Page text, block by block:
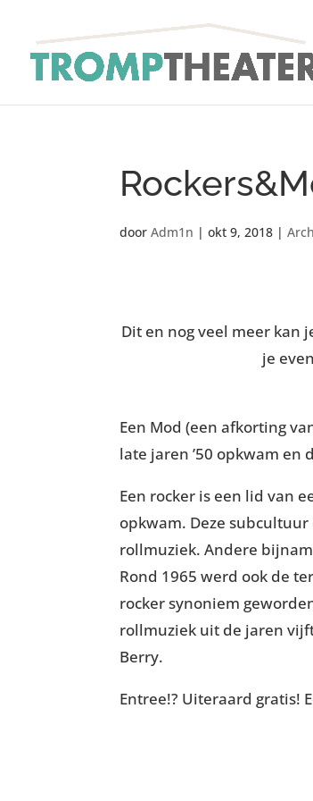
doorAdm1n |okt 9, 2018 |
Dit en nog veel meer kan
je
Een Mod (een afkorting
late jaren ’50 opkwam en
Een rocker is een lid van
opkwam. Deze
rollmuziek. Andere
Rond 1965 werd ook de
rocker synoniem
rollmuziek uit de jaren
Berry.
Entree!? Uiteraard gratis!